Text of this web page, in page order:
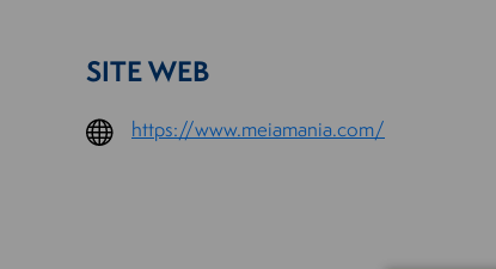
SITE WEB
https://www.meiamania.com/